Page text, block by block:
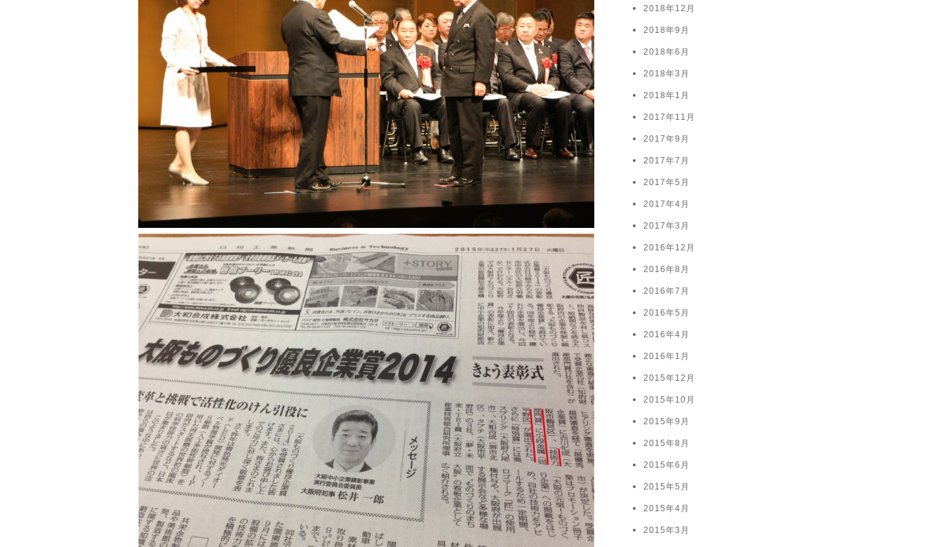
2018年12月
2018年9月
2018年6月
2018年3月
2018年1月
2017年11月
2017年9月
2017年7月
2017年5月
2017年4月
2017年3月
2016年12月
2016年8月
2016年7月
2016年5月
2016年4月
2016年1月
2015年12月
2015年10月
2015年9月
2015年8月
2015年6月
2015年5月
2015年4月
2015年3月